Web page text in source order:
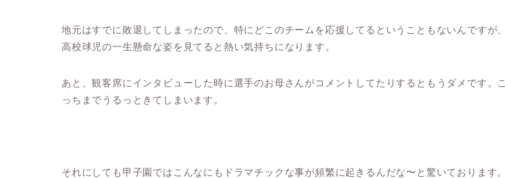
地元はすでに敗退してしまったので、特にどこのチームを応援してるということもないんですが、
高校球児の一生懸命な姿を見てると熱い気持ちになります。
あと、観客席にインタビューした時に選手のお母さんがコメントしてたりするともうダメです。こ
っちまでうるっときてしまいます。
それにしても甲子園ではこんなにもドラマチックな事が頻繁に起きるんだな〜と驚いております。